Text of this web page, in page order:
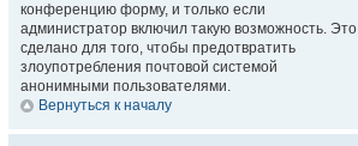
конференцию форму, и только если
администратор включил такую возможность. Это
сделано для того, чтобы предотвратить
злоупотребления почтовой системой
анонимными пользователями.
Вернуться к началу